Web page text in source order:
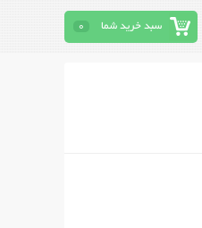
سبد خرید شما 0